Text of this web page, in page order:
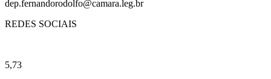
dep.fernandorodolfo@camara.leg.br
REDES SOCIAIS
5,73